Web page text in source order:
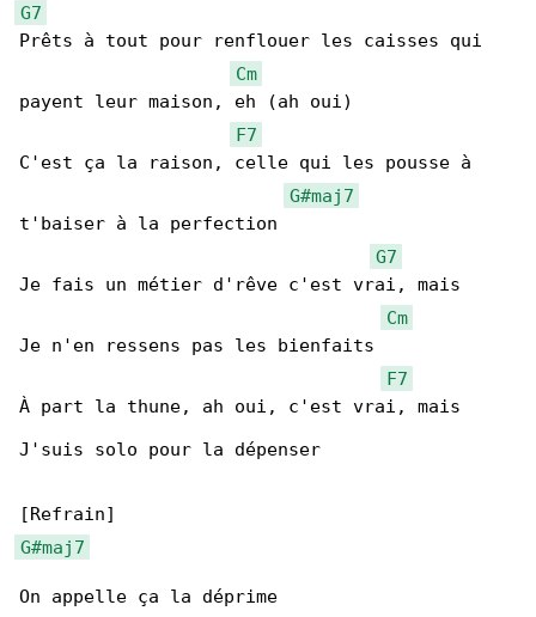
G7
Prêts à tout pour renflouer les caisses qui
Cm
payent leur maison, eh (ah oui)
F7
C'est ça la raison, celle qui les pousse à
G#maj7
t'baiser à la perfection
G7
Je fais un métier d'rêve c'est vrai, mais
Cm
Je n'en ressens pas les bienfaits
F7
À part la thune, ah oui, c'est vrai, mais
J'suis solo pour la dépenser
G#maj7
On appellе ça la déprime